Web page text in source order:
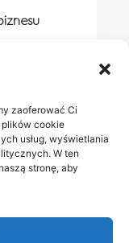
zaoferować Ci
cookie
usług, wyświetlania
W ten
stronę, aby
do